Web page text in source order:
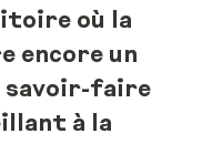
où la
encore un
savoir-faire
à la